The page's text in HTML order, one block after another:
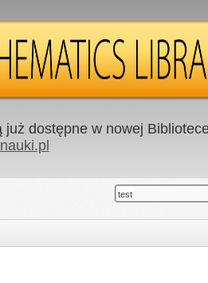
dostępne w nowej
test